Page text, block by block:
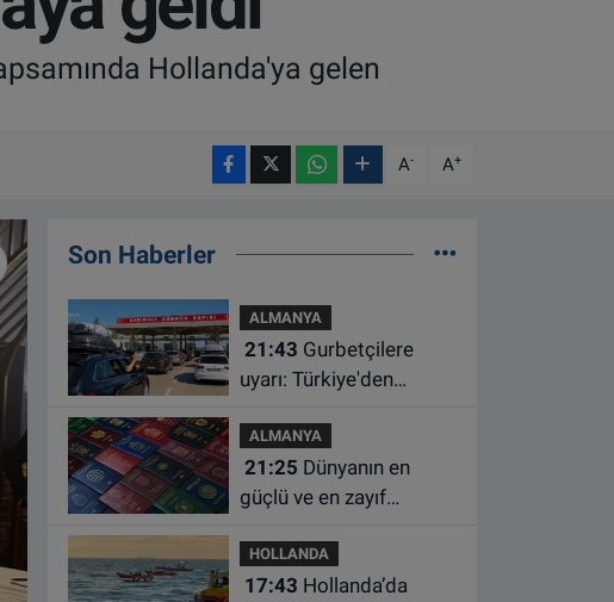
Hollanda'ya gelen
A- A+
Son Haberler
ALMANYA
21:43
uyarı: Türkiye'den
geçiş ve trafik
borcunuzu kontrol edin
ALMANYA
21:25
güçlü ve en zayıf
HOLLANDA
17:43